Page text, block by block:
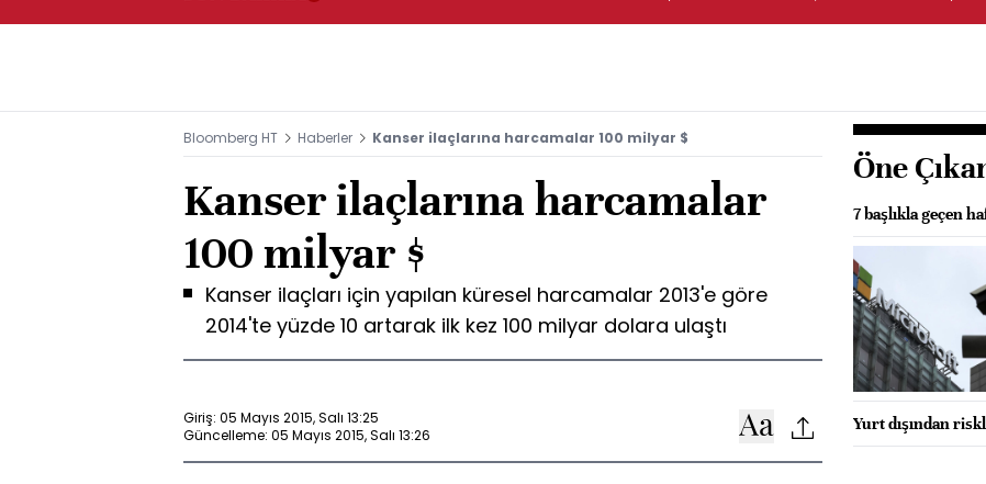
Bloomberg HT Haberler Kanser ilaçlarına harcamalar 100 milyar $
Kanser ilaçlarına harcamalar
100 milyar $
Kanser ilaçları için yapılan küresel harcamalar 2013'e göre
2014'te yüzde 10 artarak ilk kez 100 milyar dolara ulaştı
Giriş: 05 Mayıs 2015, Salı 13:25
Güncelleme: 05 Mayıs 2015, Salı 13:26
Öne
7 başlıkla geçen
Yurt dışından